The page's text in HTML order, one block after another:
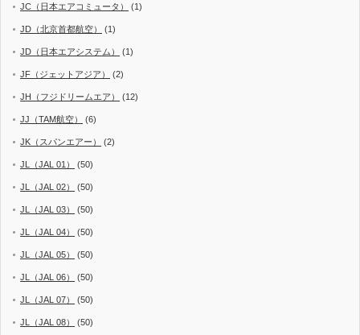
JC（日本エアコミュータ） (1)
JD（北京首都航空） (1)
JD（日本エアシステム） (1)
JF（ジェットアジア） (2)
JH（フジドリームエア） (12)
JJ（TAM航空） (6)
JK（スパンエアー） (2)
JL（JAL 01） (50)
JL（JAL 02） (50)
JL（JAL 03） (50)
JL（JAL 04） (50)
JL（JAL 05） (50)
JL（JAL 06） (50)
JL（JAL 07） (50)
JL（JAL 08） (50)